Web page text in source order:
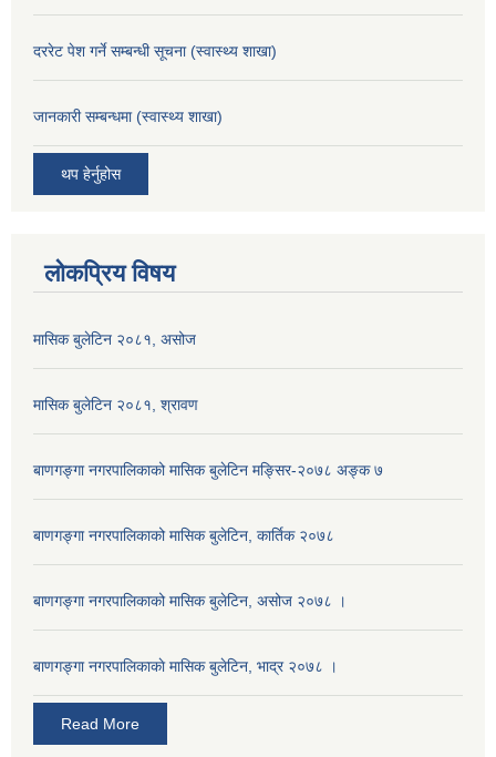
दररेट पेश गर्ने सम्बन्धी सूचना (स्वास्थ्य शाखा)
जानकारी सम्बन्धमा (स्वास्थ्य शाखा)
थप हेर्नुहोस
लोकप्रिय विषय
मासिक बुलेटिन २०८१, असोज
मासिक बुलेटिन २०८१, श्रावण
बाणगङ्गा नगरपालिकाको मासिक बुलेटिन मङ्सिर-२०७८ अङ्क ७
बाणगङ्गा नगरपालिकाको मासिक बुलेटिन, कार्तिक २०७८
बाणगङ्गा नगरपालिकाको मासिक बुलेटिन, असोज २०७८ ।
बाणगङ्गा नगरपालिकाकाे मासिक बुलेटिन, भाद्र २०७८ ।
Read More